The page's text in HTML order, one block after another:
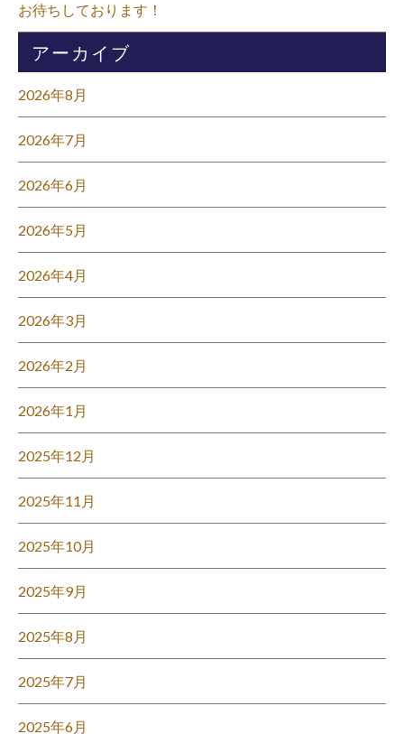
お待ちしております！⁡
アーカイブ
2026年8月
2026年7月
2026年6月
2026年5月
2026年4月
2026年3月
2026年2月
2026年1月
2025年12月
2025年11月
2025年10月
2025年9月
2025年8月
2025年7月
2025年6月